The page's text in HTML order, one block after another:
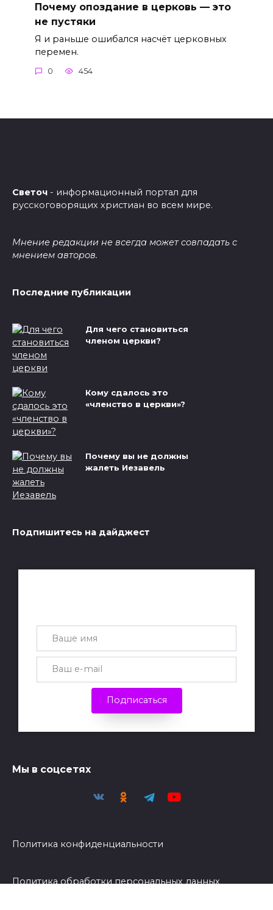
Почему опоздание в церковь — это
не пустяки
Я и раньше ошибался насчёт церковных
перемен.
0 454
Светоч - информационный портал для
русскоговорящих христиан во всем мире.
Мнение редакции не всегда может совпадать с
мнением авторов.
Последние публикации
Для чего становиться
членом церкви?
Кому сдалось это
«членство в церкви»?
Почему вы не должны
жалеть Иезавель
Подпишитесь на дайджест
Подписаться
Мы в соцсетях
Политика конфиденциальности
Политика обработки персональных данных